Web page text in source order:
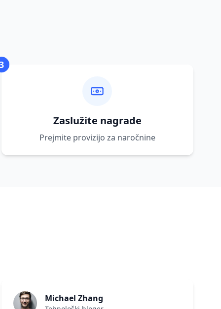
Zaslužite nagrade
Prejmite provizijo za naročnine
Michael Zhang